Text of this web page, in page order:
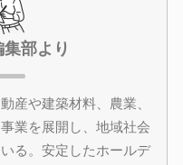
部より
産や建築材料、農業、
業を展開し、地域社会
る。安定したホールデ